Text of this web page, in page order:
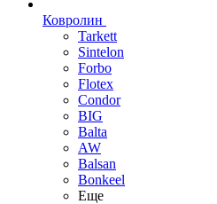
Ковролин
Tarkett
Sintelon
Forbo
Flotex
Condor
BIG
Balta
AW
Balsan
Bonkeel
Еще